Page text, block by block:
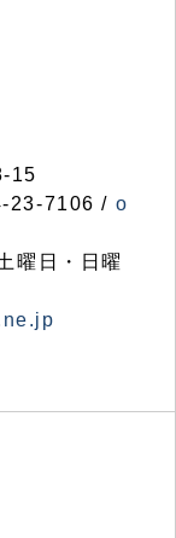
15
23-7106 / o
曜日・日曜